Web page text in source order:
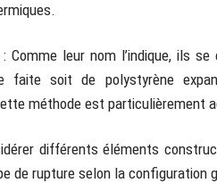
: Comme leur nom l’indique, ils
faite soit de polystyrène
méthode est particulièrement
différents éléments
de rupture selon la configuration